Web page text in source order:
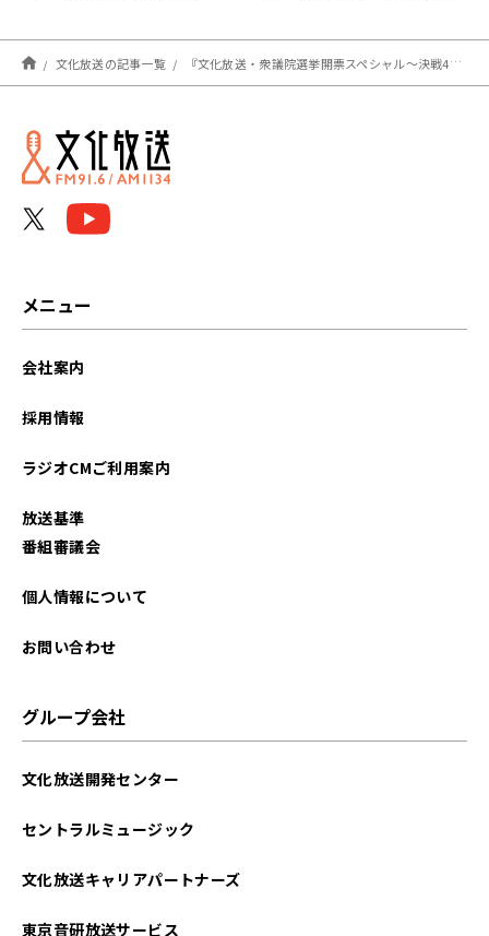
文化放送の記事一覧 『文化放送・衆議院選挙開票スペシャル～決戦465議席』 10月31日(日)午後8時00分～0時00分 オンエア
メニュー
会社案内
採用情報
ラジオCMご利用案内
放送基準
番組審議会
個人情報について
お問い合わせ
グループ会社
文化放送開発センター
セントラルミュージック
文化放送キャリアパートナーズ
東京音研放送サービス